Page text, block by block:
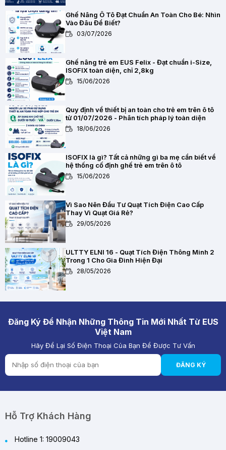
Ghế Nâng Ô Tô Đạt Chuẩn An Toàn Cho Bé: Nhìn
Vào Đâu Để Biết?
03/07/2026
Ghế nâng trẻ em EUS Felix - Đạt chuẩn i-Size,
ISOFIX toàn diện, chỉ 2,8kg
15/06/2026
Quy định về thiết bị an toàn cho trẻ em trên ô tô
từ 01/07/2026 - Phân tích pháp lý toàn diện
18/06/2026
ISOFIX là gì? Tất cả những gì ba mẹ cần biết về
hệ thống cố định ghế trẻ em trên ô tô
15/06/2026
Vì Sao Nên Đầu Tư Quạt Tích Điện Cao Cấp
Thay Vì Quạt Giá Rẻ?
29/05/2026
ULTTY ELNI 16 - Quạt Tích Điện Thông Minh 2
Trong 1 Cho Gia Đình Hiện Đại
28/05/2026
Chất Lượng Pin Và Mạch Bảo Vệ Kép BMS Của
28/05/2026
Quạt Tích Điện Pin Lithium vs Pin Ắc Quy: Loại
Nào Đáng Mua Hơn?
28/05/2026
29/05/2026
Đăng Ký Để Nhận Những Thông Tin Mới Nhất Từ EUS
Việt Nam
Hãy Để Lại Số Điện Thoại Của Bạn Để Được Tư Vấn
ĐĂNG KÝ
Hỗ Trợ Khách Hàng
Hotline 1: 19009043